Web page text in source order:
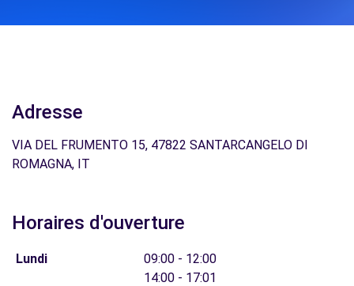
Adresse
VIA DEL FRUMENTO 15, 47822 SANTARCANGELO DI
ROMAGNA, IT
Horaires d'ouverture
Lundi
09:00 - 12:00
14:00 - 17:01